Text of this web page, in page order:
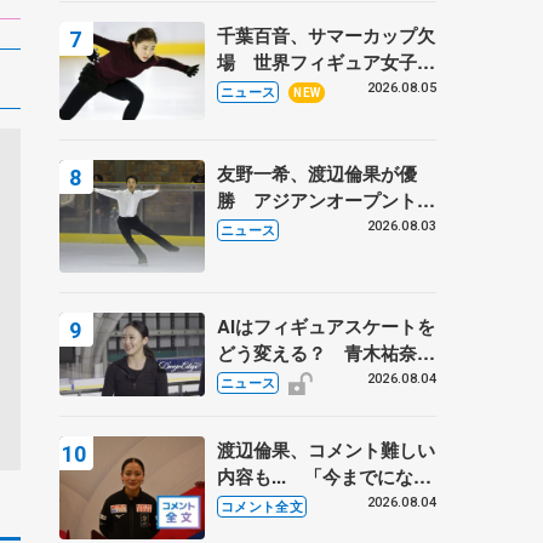
トロフィーフリー】
千葉百音、サマーカップ欠
場 世界フィギュア女子2
位
ニュース NEW 2026.08.05
友野一希、渡辺倫果が優
勝 アジアンオープントロ
フィー
ニュース 2026.08.03
AIはフィギュアスケートを
どう変える？ 青木祐奈と
考える採点、トレーニング
ニュース 2026.08.04
渡辺倫果、コメント難しい
内容も... 「今までにない
くらい早めに仕上げられて
コメント全文 2026.08.04